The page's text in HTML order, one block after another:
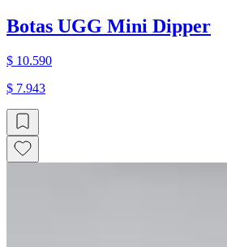
Botas UGG Mini Dipper
$ 10.590
$ 7.943